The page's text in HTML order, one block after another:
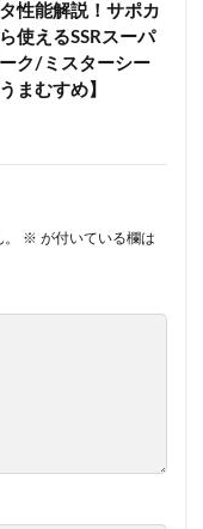
性能解説！サポカ
使えるSSRスーパ
ク/ミスターシー
まむすめ】
※ が付いている欄は